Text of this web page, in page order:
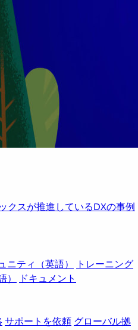
クスが推進しているDXの事例
ニティ（英語）
トレーニング
ドキュメント
サポートを依頼 グローバル拠